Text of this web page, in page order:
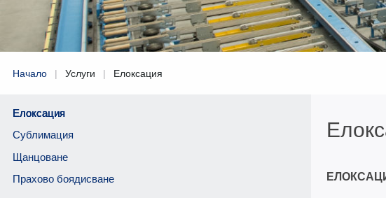
Начало | Услуги | Елоксация
Елоксация
Сублимация
Щанцоване
Прахово боядисване